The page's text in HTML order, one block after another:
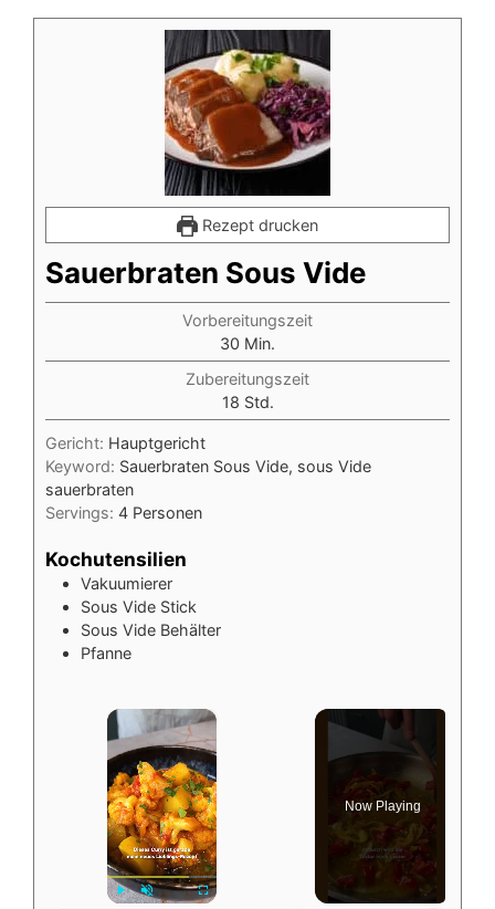
Rezept drucken
Sauerbraten Sous Vide
Vorbereitungszeit
30 Minuten
Min.
Zubereitungszeit
18Stunden
Std.
Gericht: Hauptgericht
Keyword: Sauerbraten Sous Vide, sous Vide
sauerbraten
Servings: 4 Personen
Kochutensilien
Vakuumierer
Sous Vide Stick
Sous Vide Behälter
Pfanne
×
Now Playing